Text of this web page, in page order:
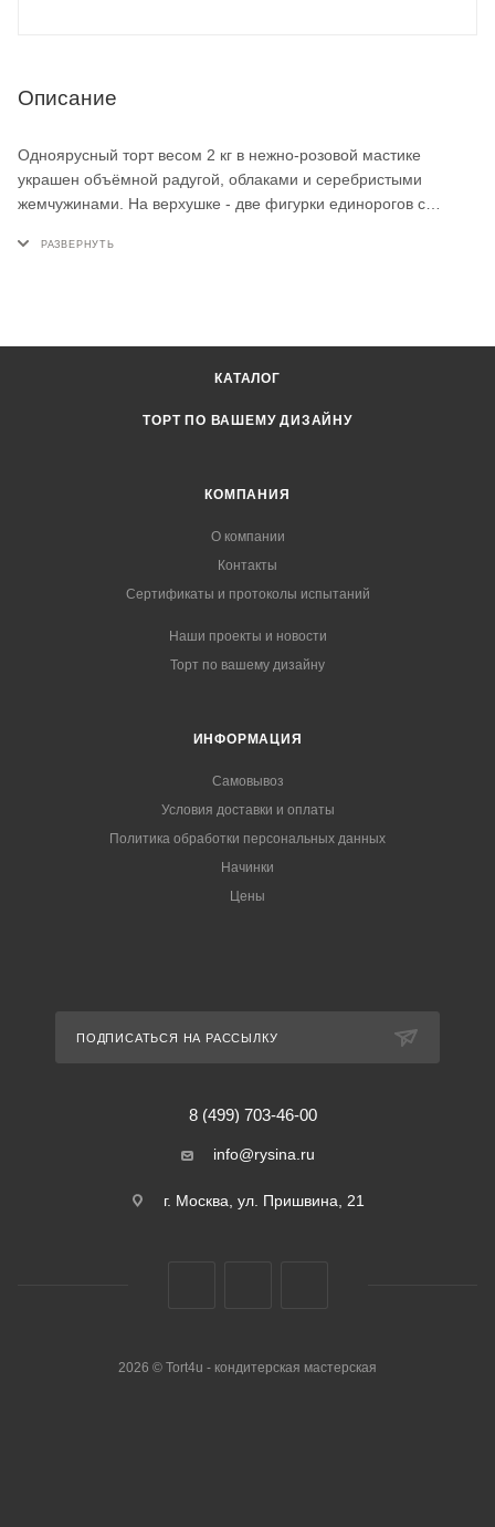
Описание
Одноярусный торт весом 2 кг в нежно-розовой мастике
украшен объёмной радугой, облаками и серебристыми
жемчужинами. На верхушке - две фигурки единорогов с
среди сахарных облаков. Такой детский торт на заказ создаст
КАТАЛОГ
ТОРТ ПО ВАШЕМУ ДИЗАЙНУ
КОМПАНИЯ
О компании
Контакты
Сертификаты и протоколы испытаний
Наши проекты и новости
Торт по вашему дизайну
ИНФОРМАЦИЯ
Самовывоз
Условия доставки и оплаты
Политика обработки персональных данных
Начинки
Цены
ПОДПИСАТЬСЯ НА РАССЫЛКУ
8 (499) 703-46-00
info@rysina.ru
г. Москва, ул. Пришвина, 21
2026 © Tort4u - кондитерская мастерская